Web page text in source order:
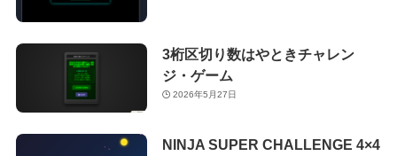
3桁区切り数はやときチャレン
ジ・ゲーム
2026年5月27日
NINJA SUPER CHALLENGE 4×4